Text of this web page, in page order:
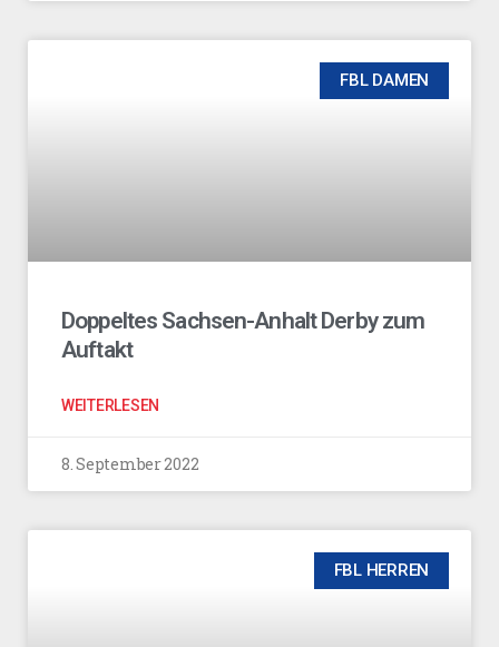
FBL DAMEN
Doppeltes Sachsen-Anhalt Derby zum
Auftakt
WEITERLESEN
8. September 2022
FBL HERREN